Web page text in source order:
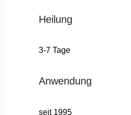
Heilung
3-7 Tage
Anwendung
seit 1995